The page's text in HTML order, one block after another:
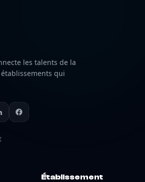
les talents de la
qui
Établissement